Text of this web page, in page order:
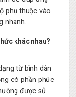
phụ thuộc vào
nhanh.
khác nhau?
từ bình dân
có phần phức
được sử